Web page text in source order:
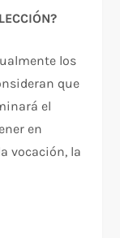
los
que
el
en
vocación, la